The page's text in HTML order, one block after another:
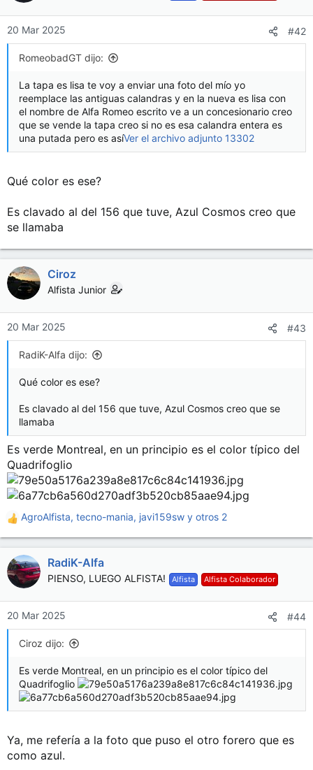
o
n
e
20 Mar 2025 #42
RomeobadGT dijo:
La tapa es lisa te voy a enviar una foto del mío yo
reemplace las antiguas calandras y en la nueva es lisa con
el nombre de Alfa Romeo escrito ve a un concesionario creo
que se vende la tapa creo si no es esa calandra entera es
una putada pero es asíVer el archivo adjunto 13302
Qué color es ese?
Es clavado al del 156 que tuve, Azul Cosmos creo que
se llamaba
Ciroz
Alfista Junior
20 Mar 2025 #43
RadiK-Alfa dijo:
Qué color es ese?
Es clavado al del 156 que tuve, Azul Cosmos creo que se
llamaba
Es verde Montreal, en un principio es el color típico del
Quadrifoglio
R
e
a
c
c
o
n
e
AgroAlfista, tecno-mania, javi159sw y otros 2
RadiK-Alfa
PIENSO, LUEGO ALFISTA! Alfista Alfista Colaborador
20 Mar 2025 #44
Ciroz dijo:
Es verde Montreal, en un principio es el color típico del
Quadrifoglio
Ya, me refería a la foto que puso el otro forero que es
como azul.